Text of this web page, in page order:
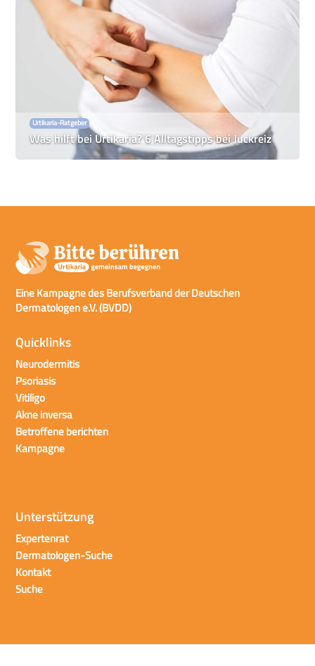
Urtikaria-Ratgeber
Was hilft bei Urtikaria? 6 Alltagstipps bei Juckreiz
Eine Kampagne des Berufsverband der Deutschen
Dermatologen e.V. (BVDD)
Quicklinks
Neurodermitis
Psoriasis
Vitiligo
Akne inversa
Betroffene berichten
Kampagne
Unterstützung
Expertenrat
Dermatologen-Suche
Kontakt
Suche